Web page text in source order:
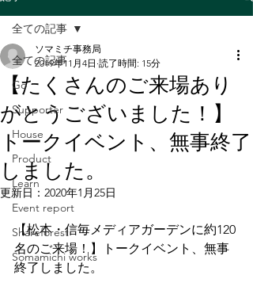
全ての記事
Go
Supporter
House
Product
Learn
Event report
Shareforest
Somamichi works
全ての記事
【たくさんのご来場あり
がとうございました！】
トークイベント、無事終了
しました。
ソマミチ事務局
2019年11月4日 読了時間: 15分
更新日： 2020年1月25日
【松本・信毎メディアガーデンに約120
名のご来場！】トークイベント、無事
終了しました。